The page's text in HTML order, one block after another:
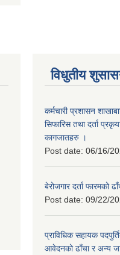
विधुतीय
कर्मचारी प्रशासन
सिफारिस तथा दर्ता
कागजातहरु ।
Post date: 06/16/
बेरोजगार दर्ता फारमको
Post date: 09/22/
प्राविधिक सहायक
आवेदनको ढाँचा र अन्य